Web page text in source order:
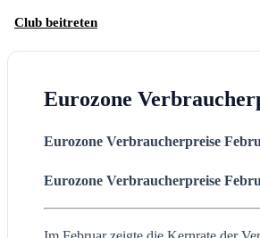
Club beitreten
Eurozone
Eurozone Verbraucherpreise
Eurozone Verbraucherpreise